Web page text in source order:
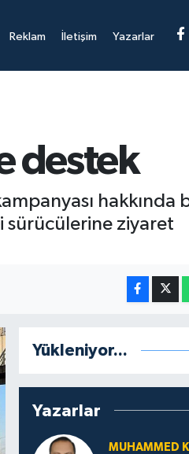
Reklam İletişim Yazarlar
destek
sürücülerine ziyaret
Yükleniyor...
Yazarlar
MUHAMMED